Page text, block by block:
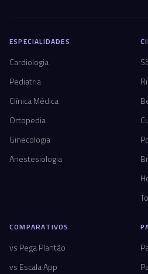
ESPECIALIDADES
Cardiologia
Pediatria
Clínica Médica
Ortopedia
Ginecologia
Anestesiologia
COMPARATIVOS
vs Pega Plantão
vs Escala App